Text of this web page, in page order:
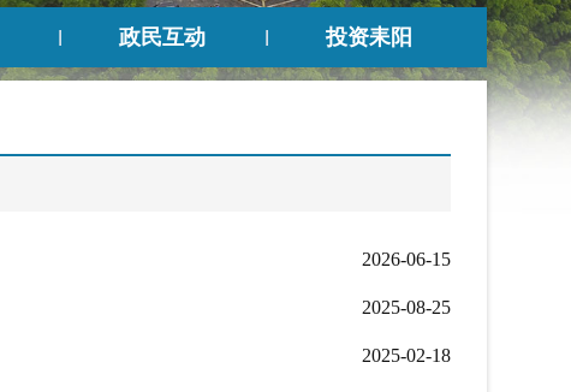
政民互动 投资耒阳
2026-06-15
2025-08-25
2025-02-18